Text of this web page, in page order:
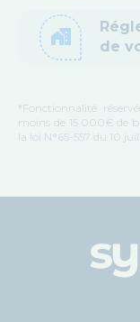
home_work
de
*Fonctionnalité
moins de 15.000€ de
la loi N°65-557 du 10